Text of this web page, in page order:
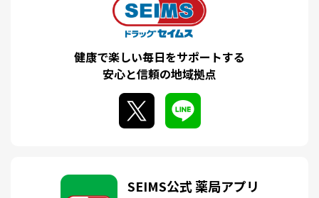
健康で楽しい毎日をサポートする
安心と信頼の地域拠点
SEIMS公式 薬局アプリ